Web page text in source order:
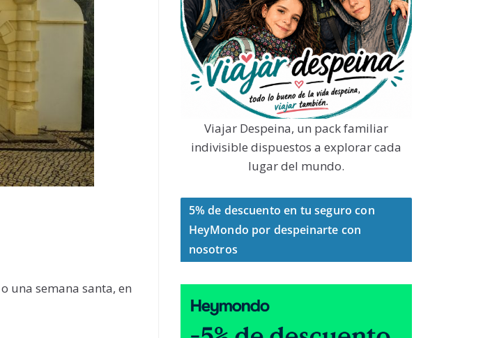
una semana santa, en
Viajar Despeina, un pack familiar
indivisible dispuestos a explorar cada
lugar del mundo.
5% de descuento en tu seguro con
HeyMondo por despeinarte con
nosotros